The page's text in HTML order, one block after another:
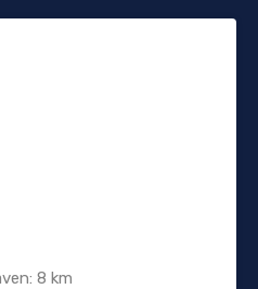
8 km